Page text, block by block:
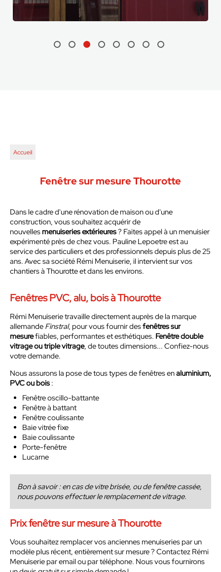
Accueil
Fenêtre sur mesure Thourotte
Dans le cadre d'une rénovation de maison ou d'une
construction, vous souhaitez acquérir de
nouvelles menuiseries extérieures? Faites appel à un menuisier
expérimenté près de chez vous. Pauline Lepoetre est au
service des particuliers et des professionnels depuis plus de 25
ans. Avec sa société Rémi Menuiserie, il intervient sur vos
chantiers à Thourotte et dans les environs.
Fenêtres PVC, alu, bois à Thourotte
Rémi Menuiserie travaille directement auprès de la marque
allemande Finstral, pour vous fournir desfenêtres sur
mesurefiables, performantes et esthétiques. Fenêtre double
vitrage ou triple vitrage, de toutes dimensions... Confiez-nous
votre demande.
Nous assurons la pose de tous types de fenêtres enaluminium,
PVC ou bois :
Fenêtre oscillo-battante
Fenêtre à battant
Fenêtre coulissante
Baie vitrée fixe
Baie coulissante
Porte-fenêtre
Lucarne
Bon à savoir : en cas de vitre brisée, ou de fenêtre cassée,
nous pouvons effectuer le remplacement de vitrage.
Prix fenêtre sur mesure à Thourotte
Vous souhaitez remplacer vos anciennes menuiseries par un
modèle plus récent, entièrement sur mesure ? Contactez Rémi
Menuiserie par email ou par téléphone. Nous vous fournirons